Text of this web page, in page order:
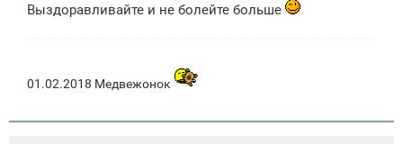
Выздоравливайте и не болейте больше
01.02.2018 Медвежонок